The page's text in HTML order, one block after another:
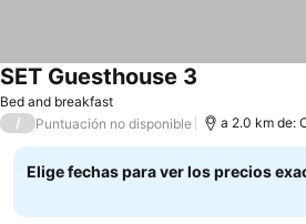
Bed and breakfast
SET Guesthouse 3
/ Puntuación no disponible a 2.0 km de:
Elige fechas para ver los precios